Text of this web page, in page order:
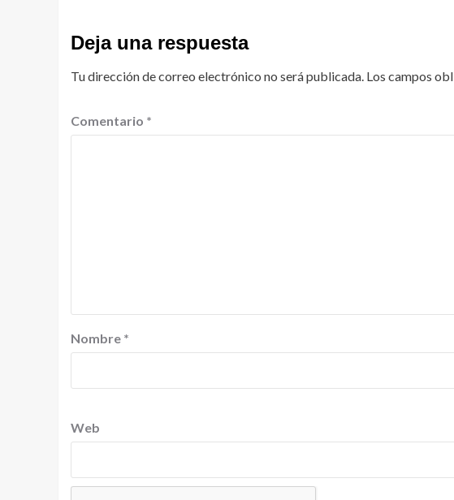
Deja una respuesta
Tu dirección de correo electrónico no será publicada. Los campos
Comentario *
Nombre *
Web